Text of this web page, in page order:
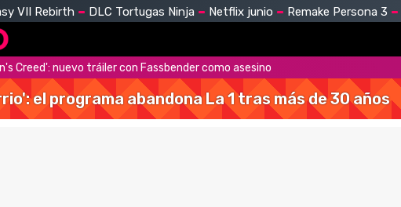
VII Rebirth DLC Tortugas Ninja Netflix junio Remake Persona 3
Creed': nuevo tráiler con Fassbender como asesino
el programa abandona La 1 tras más de 30 años